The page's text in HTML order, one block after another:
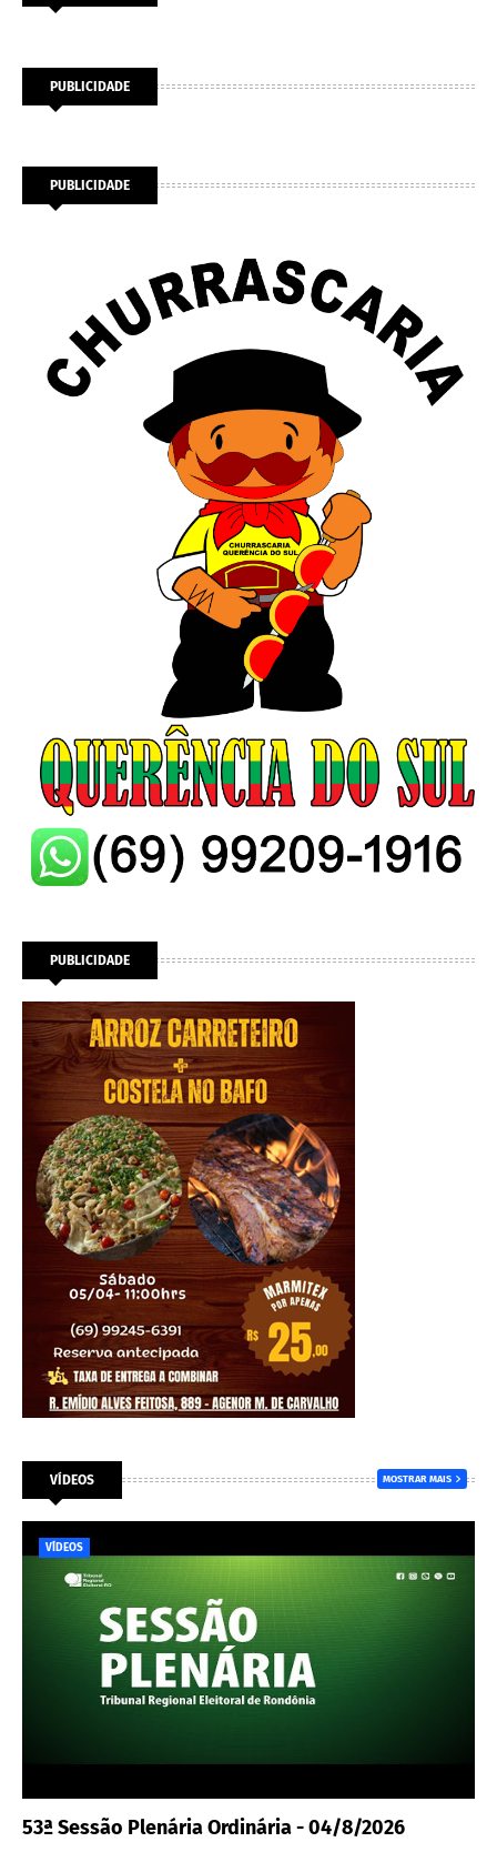
PUBLICIDADE
PUBLICIDADE
PUBLICIDADE
VÍDEOS MOSTRAR MAIS
VÍDEOS
53ª Sessão Plenária Ordinária - 04/8/2026